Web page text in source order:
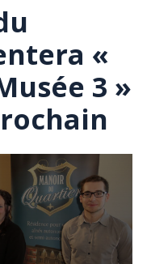
«
3 »